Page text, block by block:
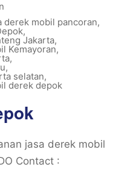
derek mobil pancoran,
,
Jakarta,
Kemayoran,
,
,
selatan,
derek depok
jasa derek mobil
Contact :